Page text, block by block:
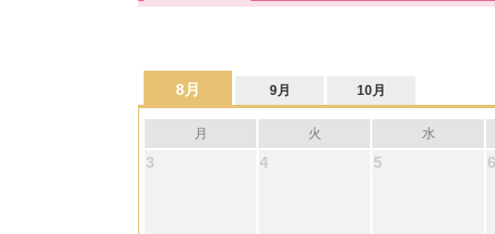
8月 9月 10月
月 火 水
3 4 5 6